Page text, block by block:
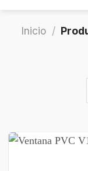
Inicio /